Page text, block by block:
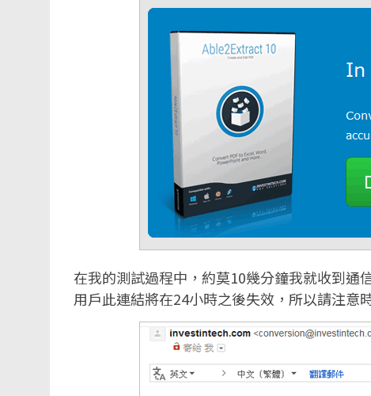
在我的測試過程中，約莫10幾分鐘我就收到通
用戶此連結將在24小時之後失效，所以請注意